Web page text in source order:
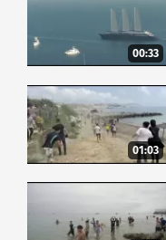
00:33
01:03